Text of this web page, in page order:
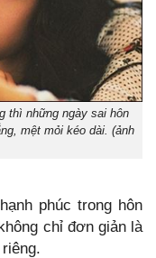
thì những ngày sai hôn
mệt mỏi kéo dài. (ảnh
phúc trong hôn
chỉ đơn giản là